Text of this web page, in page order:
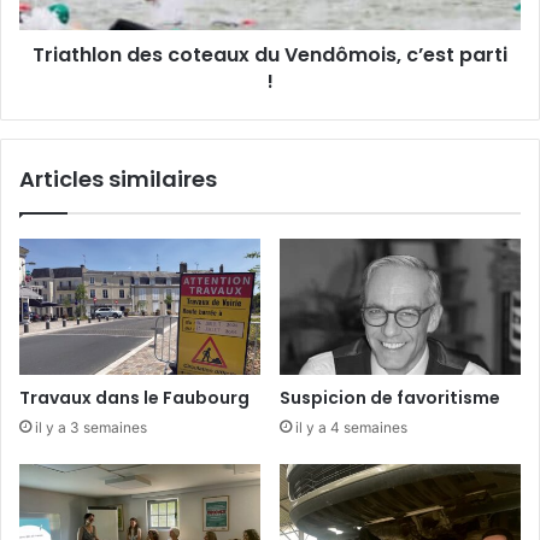
e
e
é
r
i
e
r
s
n
t
u
x
d
u
n
d
m
i
Triathlon des coteaux du Vendômois, c’est parti
!
Articles similaires
Travaux dans le Faubourg
il y a 3 semaines
Suspicion de favoritisme
il y a 4 semaines